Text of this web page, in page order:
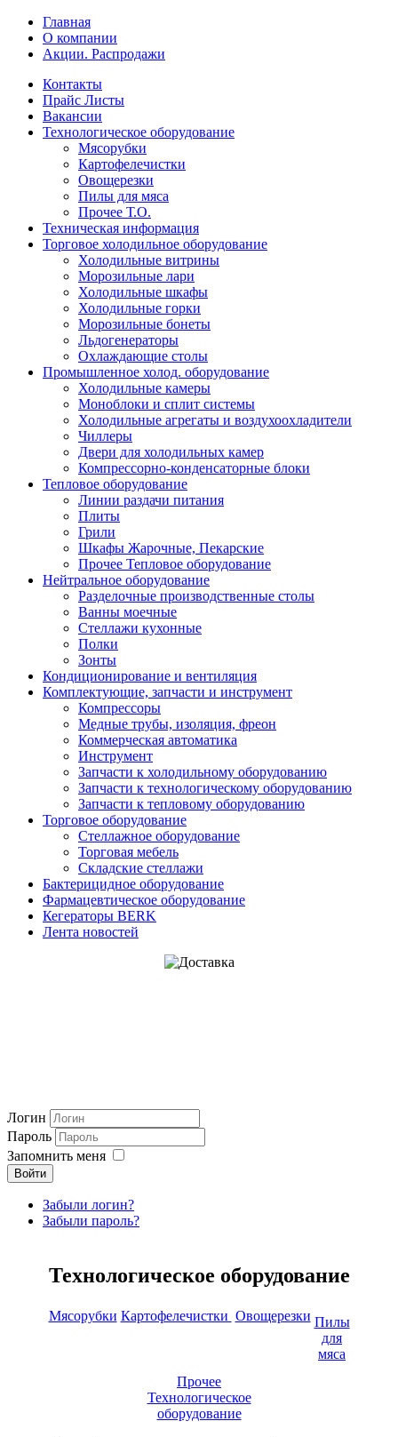
Главная
О компании
Акции. Распродажи
Контакты
Прайс Листы
Вакансии
Технологическое оборудование
Мясорубки
Картофелечистки
Овощерезки
Пилы для мяса
Прочее Т.О.
Техническая информация
Торговое холодильное оборудование
Холодильные витрины
Морозильные лари
Холодильные шкафы
Холодильные горки
Морозильные бонеты
Льдогенераторы
Охлаждающие столы
Промышленное холод. оборудование
Холодильные камеры
Моноблоки и сплит системы
Холодильные агрегаты и воздухоохладители
Чиллеры
Двери для холодильных камер
Компрессорно-конденсаторные блоки
Тепловое оборудование
Линии раздачи питания
Плиты
Грили
Шкафы Жарочные, Пекарские
Прочее Тепловое оборудование
Нейтральное оборудование
Разделочные производственные столы
Ванны моечные
Стеллажи кухонные
Полки
Зонты
Кондиционирование и вентиляция
Комплектующие, запчасти и инструмент
Компрессоры
Медные трубы, изоляция, фреон
Коммерческая автоматика
Инструмент
Запчасти к холодильному оборудованию
Запчасти к технологическому оборудованию
Запчасти к тепловому оборудованию
Торговое оборудование
Стеллажное оборудование
Торговая мебель
Складские стеллажи
Бактерицидное оборудование
Фармацевтическое оборудование
Кегераторы BERK
Лента новостей
Логин
Пароль
Запомнить меня
Войти
Забыли логин?
Забыли пароль?
Технологическое оборудование
Мясорубки Картофелечистки Овощерезки Пилы
для
мяса
Прочее
Технологическое
оборудование